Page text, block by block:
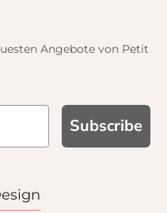
Angebote von Petit
Subscribe